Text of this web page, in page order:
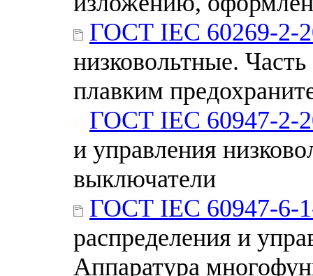
ГОСТ IEC 60269-2-
низковольтные.
плавким
ГОСТ IEC 60947-2-
и управления
выключатели
ГОСТ IEC 60947-6-
распределения и
Аппаратура